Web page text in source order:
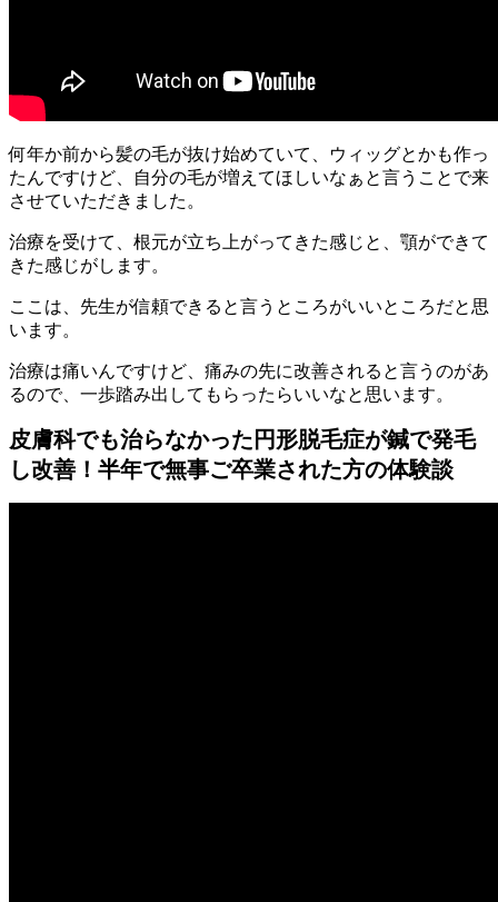
何年か前から髪の毛が抜け始めていて、ウィッグとかも作っ
たんですけど、自分の毛が増えてほしいなぁと言うことで来
させていただきました。
治療を受けて、根元が立ち上がってきた感じと、顎ができて
きた感じがします。
ここは、先生が信頼できると言うところがいいところだと思
います。
治療は痛いんですけど、痛みの先に改善されると言うのがあ
るので、一歩踏み出してもらったらいいなと思います。
皮膚科でも治らなかった円形脱毛症が鍼で発毛
し改善！半年で無事ご卒業された方の体験談